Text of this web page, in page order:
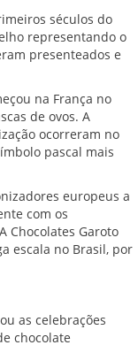
séculos do
representando o
presenteados e
na França no
de ovos. A
ocorreram no
pascal mais
europeus a
com os
Chocolates Garoto
escala no Brasil, por
as celebrações
chocolate